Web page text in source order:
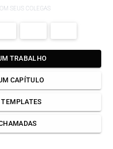
SEUS COLEGAS
TRABALHO
CAPÍTULO